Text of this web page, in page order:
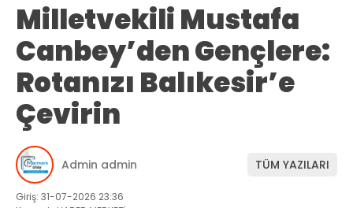
Milletvekili Mustafa
Canbey’den Gençlere:
Rotanızı Balıkesir’e
Çevirin
Admin admin TÜM YAZILARI
Giriş: 31-07-2026 23:36